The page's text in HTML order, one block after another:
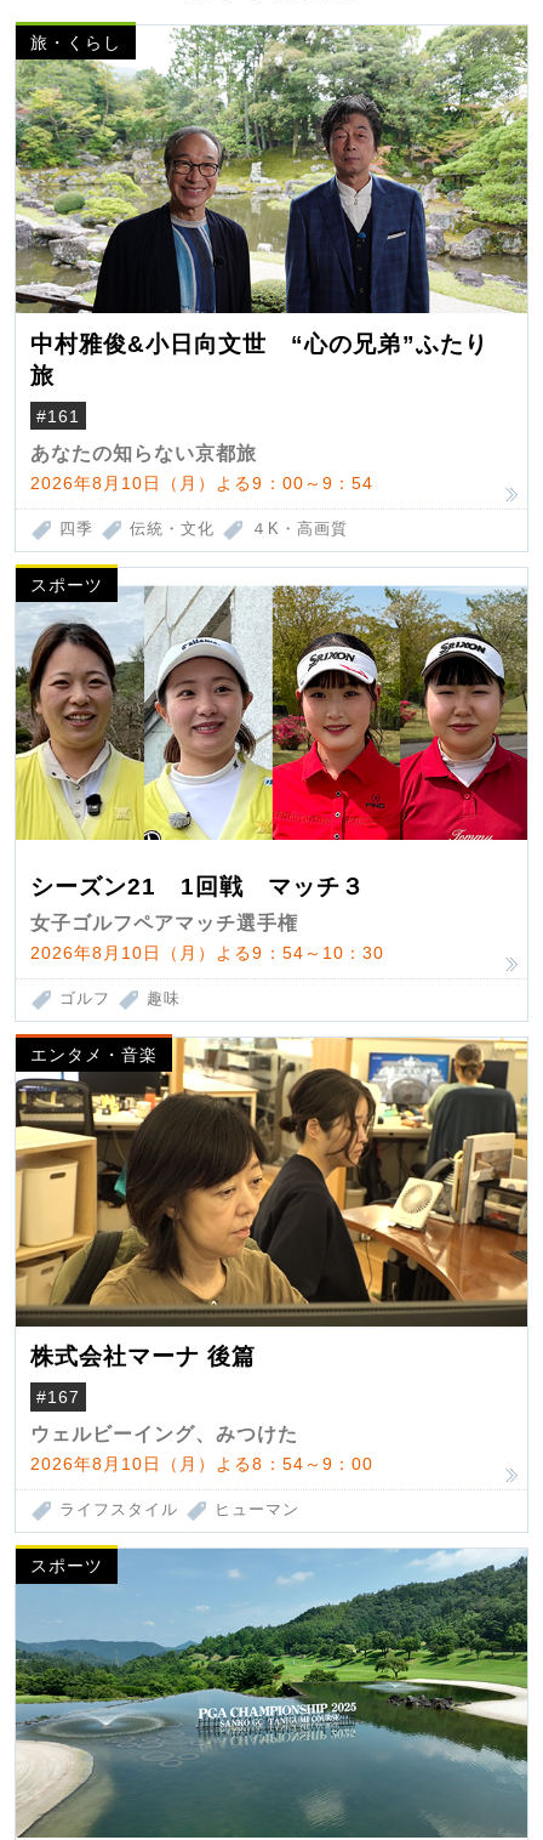
旅・くらし
中村雅俊&小日向文世 “心の兄弟”ふたり
旅
#161
あなたの知らない京都旅
2026年8月10日（月）よる9：00～9：54
四季 伝統・文化 ４K・高画質
スポーツ
シーズン21 1回戦 マッチ３
女子ゴルフペアマッチ選手権
2026年8月10日（月）よる9：54～10：30
ゴルフ 趣味
エンタメ・音楽
株式会社マーナ 後篇
#167
ウェルビーイング、みつけた
2026年8月10日（月）よる8：54～9：00
ライフスタイル ヒューマン
スポーツ